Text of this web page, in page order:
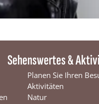
Sehenswertes &
Planen Sie Ihren
Aktivitäten
Natur